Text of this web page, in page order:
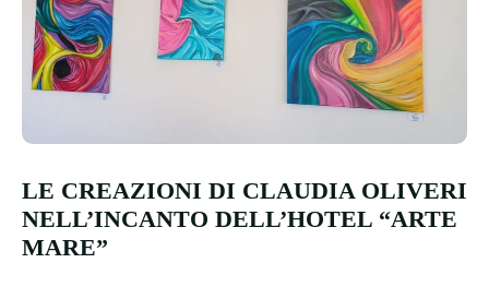
LE CREAZIONI DI CLAUDIA OLIVERI
NELL’INCANTO DELL’HOTEL “ARTE
MARE”